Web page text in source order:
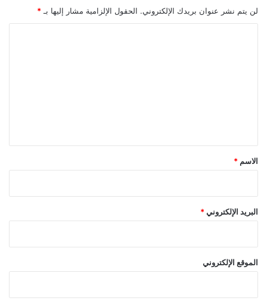
لن يتم نشر عنوان بريدك الإلكتروني. الحقول الإلزامية مشار إليها بـ *
*
الاسم *
البريد الإلكتروني *
الموقع الإلكتروني